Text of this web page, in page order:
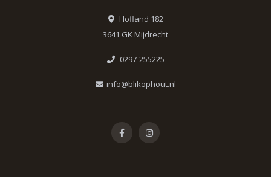
Hofland 182
3641 GK Mijdrecht
0297-255225
info@blikophout.nl